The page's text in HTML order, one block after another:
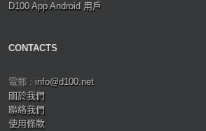
D100 App Android 用戶
CONTACTS
電郵 : info@d100.net
關於我們
聯絡我們
使用條款